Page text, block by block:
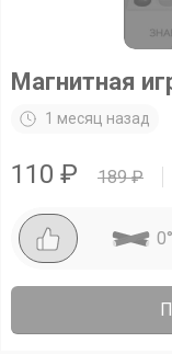
Магнитная
1 месяц назад
110 ₽ 189₽
0°